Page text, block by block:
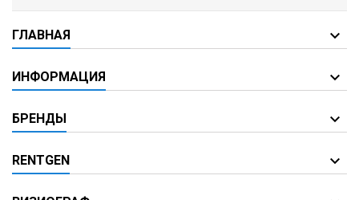
ГЛАВНАЯ
ИНФОРМАЦИЯ
БРЕНДЫ
RENTGEN